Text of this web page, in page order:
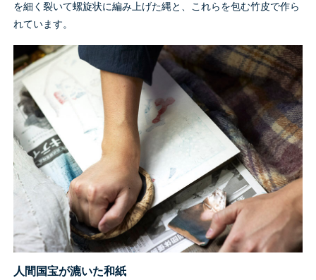
を細く裂いて螺旋状に編み上げた縄と、これらを包む竹皮で作ら
れています。
人間国宝が漉いた和紙